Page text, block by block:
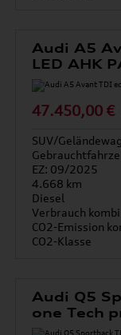
Audi A5
LED AHK
47.450,00 €
SUV/
EZ: 09/2025
4.668 km
Diesel
Verbrauch
CO2-Emission
CO2-Klasse
Audi Q5
one Tech